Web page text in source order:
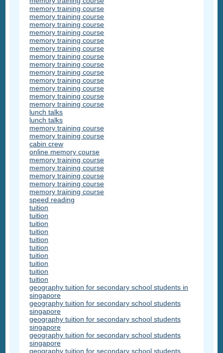
memory training course
memory training course
memory training course
memory training course
memory training course
memory training course
memory training course
memory training course
memory training course
memory training course
memory training course
memory training course
memory training course
lunch talks
lunch talks
memory training course
memory training course
cabin crew
online memory course
memory training course
memory training course
memory training course
memory training course
memory training course
speed reading
tuition
tuition
tuition
tuition
tuition
tuition
tuition
tuition
tuition
tuition
geography tuition for secondary school students in
singapore
geography tuition for secondary school students
singapore
geography tuition for secondary school students
singapore
geography tuition for secondary school students
singapore
geography tuition for secondary school students